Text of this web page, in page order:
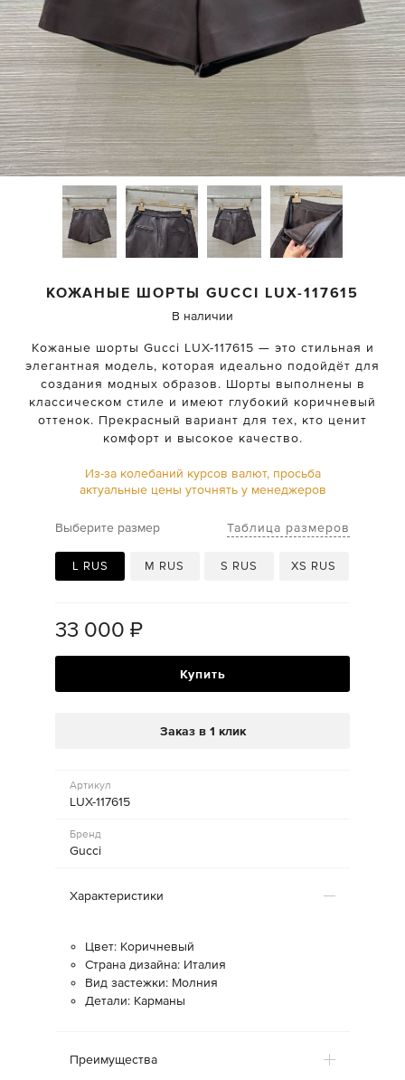
КОЖАНЫЕ ШОРТЫ GUCCI LUX-117615
В наличии
Кожаные шорты Gucci LUX-117615 — это стильная и
элегантная модель, которая идеально подойдёт для
создания модных образов. Шорты выполнены в
классическом стиле и имеют глубокий коричневый
оттенок. Прекрасный вариант для тех, кто ценит
комфорт и высокое качество.
Из-за колебаний курсов валют, просьба
актуальные цены уточнять у менеджеров
Выберите размер Таблица размеров
L RUS M RUS S RUS XS RUS
33 000 ₽
Купить
Заказ в 1 клик
Артикул
LUX-117615
Бренд
Gucci
Характеристики
Цвет: Коричневый
Страна дизайна: Италия
Вид застежки: Молния
Детали: Карманы
Преимущества